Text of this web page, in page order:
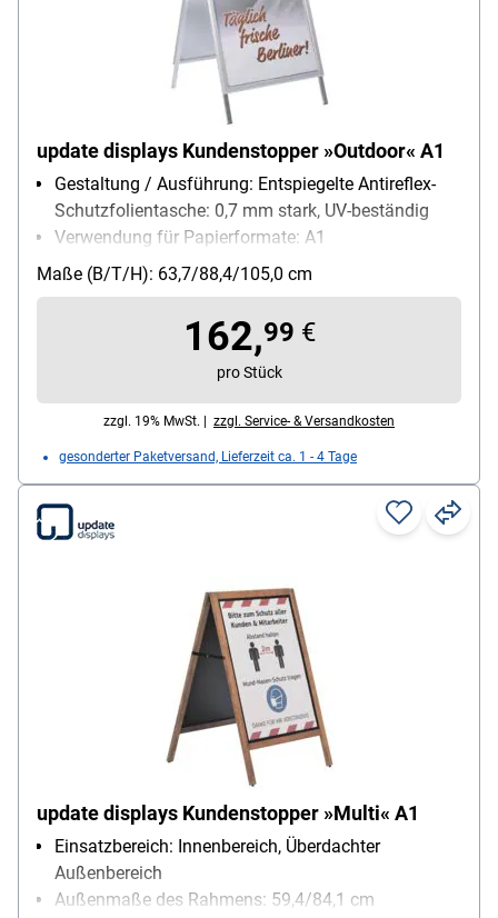
update displays Kundenstopper »Outdoor« A1
Gestaltung / Ausführung: Entspiegelte Antireflex-
Schutzfolientasche: 0,7 mm stark, UV-beständig
Verwendung für Papierformate: A1
Einsatzbereich: Außenbereich
Außenmaße des Rahmens: 63,7/88,4/105 cm
Maße (B/T/H): 63,7/88,4/105,0 cm
162,99 €
pro Stück
zzgl. 19% MwSt. | zzgl. Service- & Versandkosten
gesonderter Paketversand, Lieferzeit ca. 1 - 4 Tage
update displays Kundenstopper »Multi« A1
Einsatzbereich: Innenbereich, Überdachter
Außenbereich
Außenmaße des Rahmens: 59,4/84,1 cm